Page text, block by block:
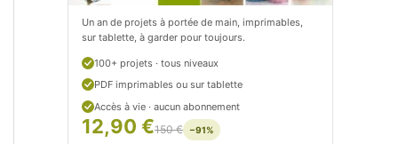
t
r
n
/
i
t
o
n
Un an de projets à portée de main, imprimables,
sur tablette, à garder pour toujours.
100+ projets · tous niveaux
PDF imprimables ou sur tablette
Accès à vie · aucun abonnement
12,90 €150 € −91%